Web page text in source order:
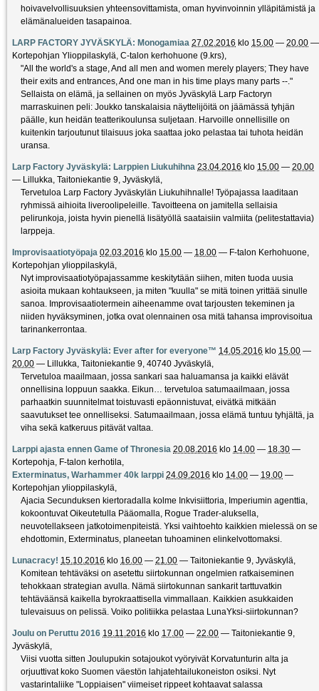
hoivavelvollisuuksien yhteensovittamista, oman hyvinvoinnin ylläpitämistä ja
elämänalueiden tasapainoa.
LARP FACTORY JYVÄSKYLÄ: Monogamiaa 27.02.2016 klo 15.00 —20.00 —
Kortepohjan Ylioppilaskylä, C-talon kerhohuone (9.krs)
"All the world's a stage, And all men and women merely players; They have
their exits and entrances, And one man in his time plays many parts --."
Sellaista on elämä, ja sellainen on myös Jyväskylä Larp Factoryn
marraskuinen peli: Joukko tanskalaisia näyttelijöitä on jäämässä tyhjän
päälle, kun heidän teatterikoulunsa suljetaan. Harvoille onnellisille on
kuitenkin tarjoutunut tilaisuus joka saattaa joko pelastaa tai tuhota heidän
uransa.
Larp Factory Jyväskylä: Larppien Liukuhihna 23.04.2016 klo 15.00 —20.00
— Lillukka, Taitoniekantie 9, Jyväskylä
Tervetuloa Larp Factory Jyväskylän Liukuhihnalle! Työpajassa laaditaan
ryhmissä aihioita liveroolipeleille. Tavoitteena on jamitella sellaisia
pelirunkoja, joista hyvin pienellä lisätyöllä saataisiin valmiita (pelitestattavia)
larppeja.
Improvisaatiotyöpaja 02.03.2016 klo 15.00 — 18.00 — F-talon Kerhohuone,
Kortepohjan ylioppilaskylä
Nyt improvisaatiotyöpajassamme keskitytään siihen, miten tuoda uusia
asioita mukaan kohtaukseen, ja miten "kuulla" se mitä toinen yrittää sinulle
sanoa. Improvisaatiotermein aiheenamme ovat tarjousten tekeminen ja
niiden hyväksyminen, jotka ovat olennainen osa mitä tahansa improvisoitua
tarinankerrontaa.
Larp Factory Jyväskylä: Ever after for everyone™ 14.05.2016 klo 15.00 —
20.00 — Lillukka, Taitoniekantie 9, 40740 Jyväskylä
Tervetuloa maailmaan, jossa sankari saa haluamansa ja kaikki elävät
onnellisina loppuun saakka. Eikun… tervetuloa satumaailmaan, jossa
parhaatkin suunnitelmat toistuvasti epäonnistuvat, eivätkä mitkään
saavutukset tee onnelliseksi. Satumaailmaan, jossa elämä tuntuu tyhjältä, ja
viha sekä katkeruus pitävät valtaa.
Larppi ajasta ennen Game of Thronesia 20.08.2016 klo 14.00 — 18.30 —
Kortepohja, F-talon kerhotila
Exterminatus, Warhammer 40k larppi 24.09.2016 klo 14.00 — 19.00 —
Kortepohjan ylioppilaskylä
Ajacia Secunduksen kiertoradalla kolme Inkvisiittoria, Imperiumin agenttia,
kokoontuvat Oikeutetulla Pääomalla, Rogue Trader-aluksella,
neuvotellakseen jatkotoimenpiteistä. Yksi vaihtoehto kaikkien mielessä on se
ehdottomin, Exterminatus, planeetan tuhoaminen elinkelvottomaksi.
Lunacracy! 15.10.2016 klo 16.00 —21.00 —Taitoniekantie 9, Jyväskylä
Komitean tehtäväksi on asetettu siirtokunnan ongelmien ratkaiseminen
tehokkaan strategian avulla. Nämä siirtokunnan sankarit tarttuvatkin
tehtäväänsä kaikella byrokraattisella vimmallaan. Kaikkien asukkaiden
tulevaisuus on pelissä. Voiko politiikka pelastaa LunaYksi-siirtokunnan?
Joulu on Peruttu 2016 19.11.2016 klo 17.00 —22.00 —Taitoniekantie 9,
Jyväskylä
Viisi vuotta sitten Joulupukin sotajoukot vyöryivät Korvatunturin alta ja
orjuuttivat koko Suomen väestön lahjatehtailukoneiston osiksi. Nyt
vastarintaliike "Loppiaisen" viimeiset rippeet kohtaavat salassa